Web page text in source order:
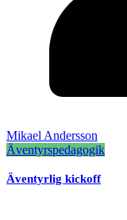
Mikael Andersson
Äventyrspedagogik
Äventyrlig kickoff